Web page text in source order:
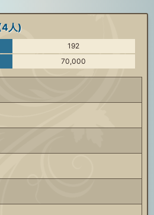
人)
192
70,000